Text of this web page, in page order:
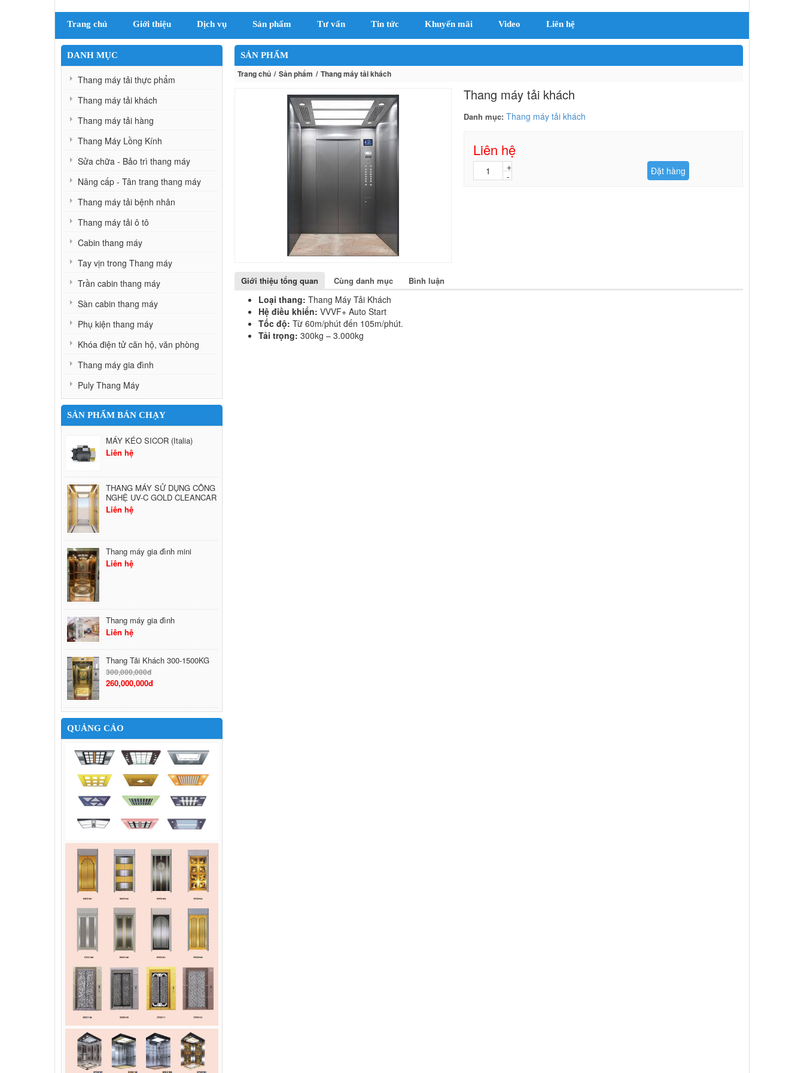
Trang chủ Giới thiệu Dịch vụ Sản phẩm Tư vấn Tin tức Khuyến mãi Video Liên hệ
SẢN PHẨM
Trang chủ Sản phẩm Thang máy tải khách
Thang máy tải khách
Danh mục: Thang máy tải khách
Liên hệ
Đặt hàng
Giới thiệu tổng quan Cùng danh mục Bình luận
Loại thang: Thang Máy Tải Khách
Hệ điều khiển: VVVF+ Auto Start
Tốc độ: Từ 60m/phút đến 105m/phút.
Tải trọng: 300kg – 3.000kg
DANH MỤC
Thang máy tải thực phẩm
Thang máy tải khách
Thang máy tải hàng
Thang Máy Lồng Kính
Sửa chữa - Bảo trì thang máy
Nâng cấp - Tân trang thang máy
Thang máy tải bệnh nhân
Thang máy tải ô tô
Cabin thang máy
Tay vịn trong Thang máy
Trần cabin thang máy
Sàn cabin thang máy
Phụ kiện thang máy
Khóa điện tử căn hộ, văn phòng
Thang máy gia đình
Puly Thang Máy
SẢN PHẨM BÁN CHẠY
MÁY KÉO SICOR (Italia)
Liên hệ
THANG MÁY SỬ DỤNG CÔNG
NGHỆ UV-C GOLD CLEANCAR
Liên hệ
Thang máy gia đình mini
Liên hệ
Thang máy gia đình
Liên hệ
Thang Tải Khách 300-1500KG
300,000,000đ
260,000,000đ
QUẢNG CÁO